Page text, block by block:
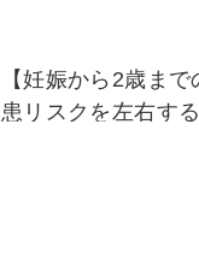
【妊娠から2歳ま
患リスクを左右す